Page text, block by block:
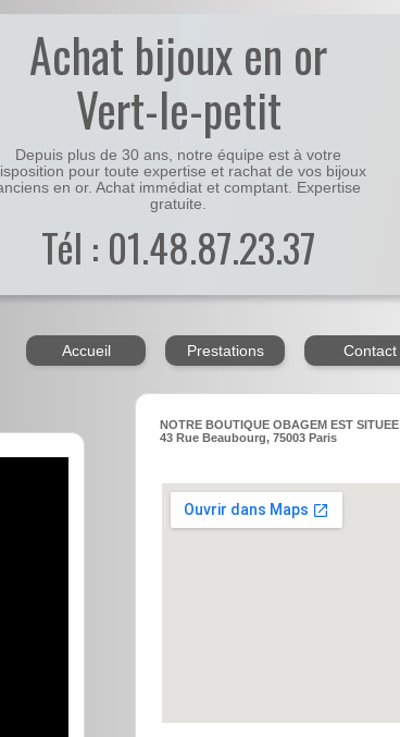
Achat bijoux en or
Vert-le-petit
Depuis plus de 30 ans, notre équipe est à votre
pour toute expertise et rachat de vos bijoux
en or. Achat immédiat et comptant. Expertise
gratuite.
Tél : 01.48.87.23.37
Accueil Prestations Contact
NOTRE BOUTIQUE OBAGEM EST SITUEE
43 Rue Beaubourg, 75003 Paris